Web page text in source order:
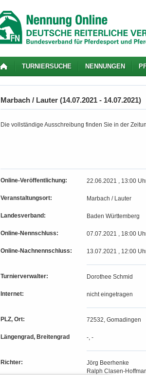
TURNIERSUCHE NENNUNGEN
Marbach / Lauter (14.07.2021 - 14.07.2021)
Die vollständige Ausschreibung finden Sie in der
Online-Veröffentlichung: 22.06.2021 , 13:00
Veranstaltungsort: Marbach / Lauter
Landesverband: Baden Württemberg
Online-Nennschluss: 07.07.2021 , 18:00
Online-Nachnennschluss: 13.07.2021 , 12:00
Turnierverwalter: Dorothee Schmid
Internet: nicht eingetragen
PLZ, Ort: 72532, Gomadingen
Längengrad, Breitengrad -, -
Richter:
Jörg Beerhenke
Ralph Clasen-